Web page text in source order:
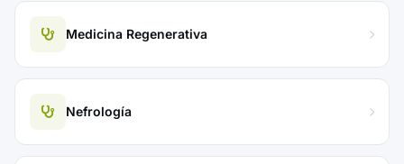
Medicina Regenerativa
Nefrología